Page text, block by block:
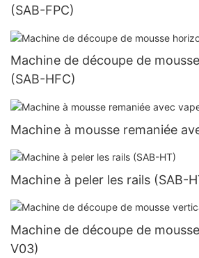
(SAB-FPC)
Machine de découpe de
(SAB-HFC)
Machine à mousse remaniée
Machine à peler les rails (SAB-
Machine de découpe de
V03)